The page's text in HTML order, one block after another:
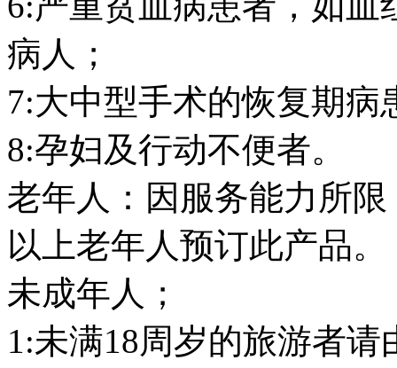
病人；
7:大中型手术的恢复期病
8:孕妇及行动不便者。
老年人：因服务能力所
以上老年人预订此产品。
未成年人；
1:未满18周岁的旅游者